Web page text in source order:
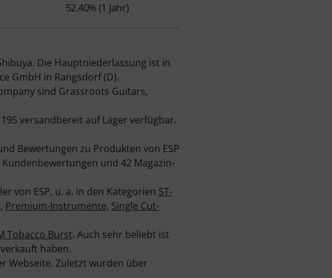
52.40% (1 Jahr)
Die Hauptniederlassung ist in
GmbH in Rangsdorf (D).
sind Grassroots Guitars,
versandbereit auf Lager verfügbar.
Bewertungen zu Produkten von ESP
und 42 Magazin-
von ESP, u. a. in den Kategorien ST-
, Premium-Instrumente, Single Cut-
Tobacco Burst. Auch sehr beliebt ist
haben.
Webseite. Zuletzt wurden über